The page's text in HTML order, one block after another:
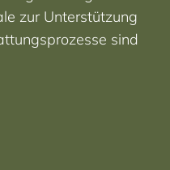
zur Unterstützung
sind